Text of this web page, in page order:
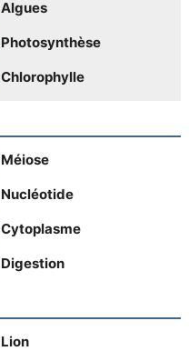
Algues
Photosynthèse
Chlorophylle
Méiose
Nucléotide
Cytoplasme
Digestion
Lion